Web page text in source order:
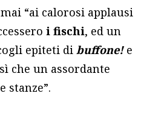
“ai calorosi applausi
i fischi, ed un
epiteti dibuffone!e
che un assordante
stanze”.